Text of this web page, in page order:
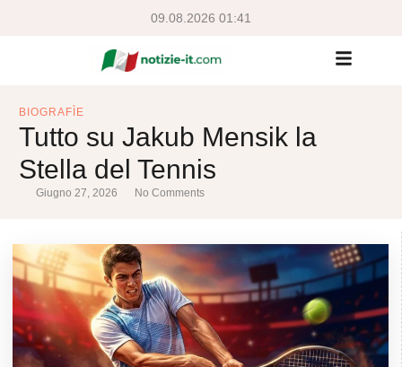
09.08.2026 01:41
BIOGRAFÌE
Tutto su Jakub Mensik la
Stella del Tennis
Giugno 27, 2026 No Comments